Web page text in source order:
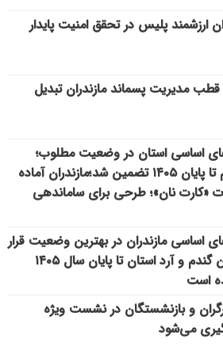
ارزشمند پلیس در تحقق امنیت پایدار
قطب مدیریت پسماند مازندران تبدیل
اساسی استان در وضعیت مطلوب؛
تأمین گندم تا پایان ۱۴۰۵ تضمین شد؛مازندران آماده
«کارت نان»؛ طرحی برای ساماندهی
اساسی مازندران در بهترین وضعیت قرار
دارد / تأمین گندم و آرد استان تا پایان سال ۱۴۰۵
است
و بازنشستگان در نشست ویژه
می‌شود